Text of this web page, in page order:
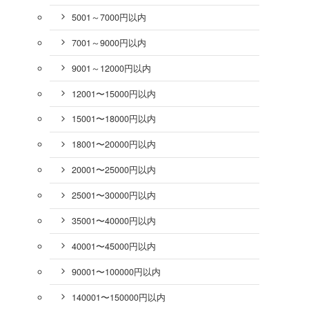
5001～7000円以内
7001～9000円以内
9001～12000円以内
12001〜15000円以内
15001〜18000円以内
18001〜20000円以内
20001〜25000円以内
25001〜30000円以内
35001〜40000円以内
40001〜45000円以内
90001〜100000円以内
140001〜150000円以内